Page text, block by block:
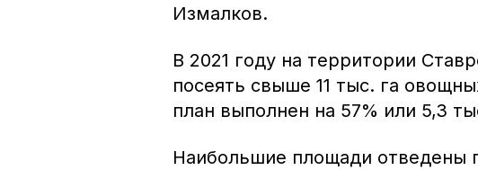
Измалков.
В 2021 году на территории
посеять свыше 11 тыс. га
план выполнен на 57% или 5,3
Наибольшие площади отведены